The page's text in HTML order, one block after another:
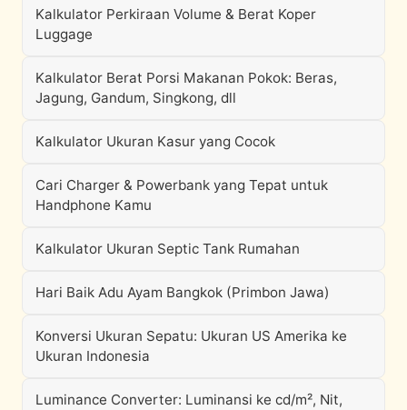
Kalkulator Perkiraan Volume & Berat Koper
Luggage
Kalkulator Berat Porsi Makanan Pokok: Beras,
Jagung, Gandum, Singkong, dll
Kalkulator Ukuran Kasur yang Cocok
Cari Charger & Powerbank yang Tepat untuk
Handphone Kamu
Kalkulator Ukuran Septic Tank Rumahan
Hari Baik Adu Ayam Bangkok (Primbon Jawa)
Konversi Ukuran Sepatu: Ukuran US Amerika ke
Ukuran Indonesia
Luminance Converter: Luminansi ke cd/m², Nit,